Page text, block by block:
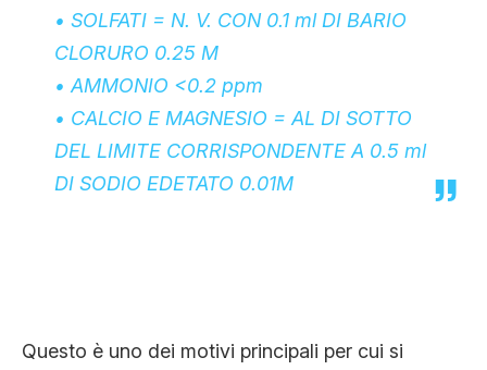
• SOLFATI = N. V. CON 0.1 ml DI BARIO
CLORURO 0.25 M
• AMMONIO <0.2 ppm
• CALCIO E MAGNESIO = AL DI SOTTO
DEL LIMITE CORRISPONDENTE A 0.5 ml
DI SODIO EDETATO 0.01M
Questo è uno dei motivi principali per cui si